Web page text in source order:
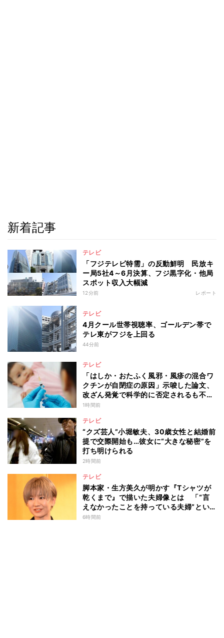
新着記事
テレビ
「フジテレビ特需」の反動鮮明 民放キ
ー局5社4～6月決算、フジ黒字化・他局
スポット収入大幅減
12分前 レポート
テレビ
4月クール世帯視聴率、ゴールデン帯で
テレ東がフジを上回る
44分前
テレビ
「はしか・おたふく風邪・風疹の混合ワ
クチンが自閉症の原因」示唆した論文、
改ざん発覚で科学的に否定されるも不安
消えず…科学者たちの反証はなぜ届かな
1時間前
テレビ
“クズ芸人”小堀敏夫、30歳女性と結婚前
提で交際開始も…彼女に“大きな秘密”を
打ち明けられる
2時間前
テレビ
脚本家・生方美久が明かす『Tシャツが
乾くまで』で描いた夫婦像とは 「“言
えなかったことを持っている夫婦”とい
うのは面白いかも」
6時間前